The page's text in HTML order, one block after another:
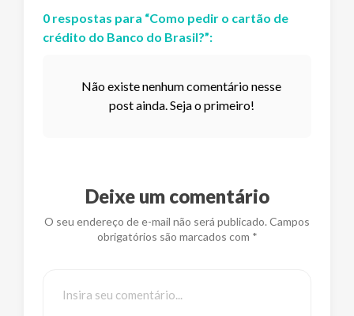
0 respostas para “Como pedir o cartão de
crédito do Banco do Brasil?”:
Não existe nenhum comentário nesse
post ainda. Seja o primeiro!
Deixe um comentário
O seu endereço de e-mail não será publicado. Campos
obrigatórios são marcados com *